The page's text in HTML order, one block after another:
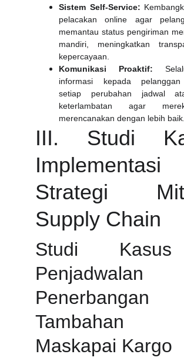
Sistem Self-Service:
pelacakan online agar
memantau status pengiriman
mandiri, meningkatkan
kepercayaan.
Komunikasi Proaktif:
informasi kepada
setiap perubahan jadwal
keterlambatan agar
merencanakan dengan lebih baik.
III. Studi
Implementasi
Strategi
Supply Chain
Studi
Penjadwalan
Penerbangan
Tambahan
Maskapai Kargo